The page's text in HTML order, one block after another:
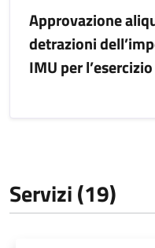
Approvazione
detrazioni
IMU per
Servizi (19)